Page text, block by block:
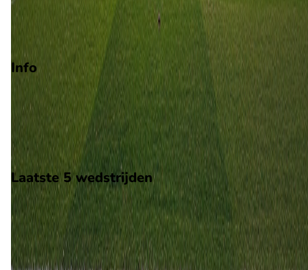
Play-offs promotie
Info
Op 6 september 2026 gaat Real Oviedo de strijd aan met
Burgos CF. De wedstrijd wordt afgetrapt om 14:15 en wordt
gespeeld in de LaLiga2.
Stadion: Nuevo Carlos Tartiere
Scheidsrechter: Onbekend
Laatste 5 wedstrijden
H2H
Real Oviedo
Burgos CF
22 feb 2025
Burgos CF